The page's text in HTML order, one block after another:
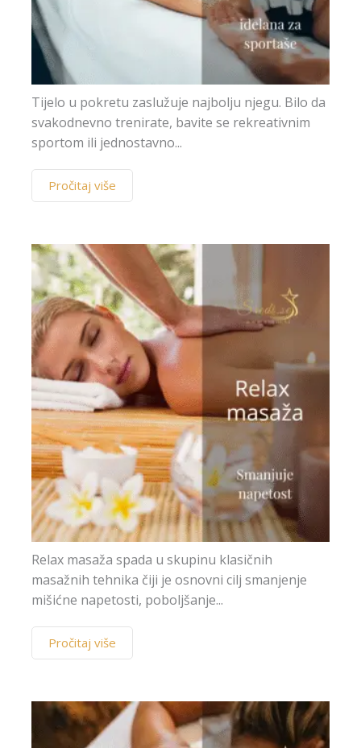
Tijelo u pokretu zaslužuje najbolju njegu. Bilo da
svakodnevno trenirate, bavite se rekreativnim
sportom ili jednostavno...
Pročitaj više
Relax masaža spada u skupinu klasičnih
masažnih tehnika čiji je osnovni cilj smanjenje
mišićne napetosti, poboljšanje...
Pročitaj više